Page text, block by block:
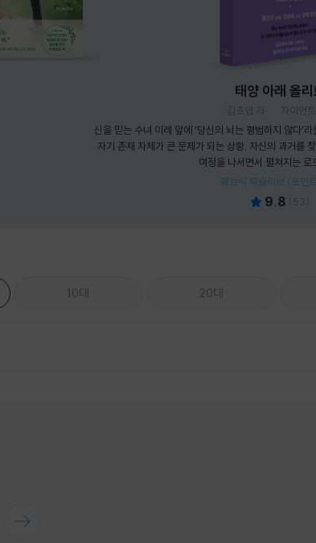
태양 아래 올리
김초엽 저
자이언
신을 믿는 수녀 이레 앞에 ‘당신의 뇌는 평범하지 않다’
자기 존재 자체가 큰 문제가 되는 상황. 자신의 과거를
여정을 나서면서 펼쳐지는 로
패브릭 북슬리브 (포인
9.8 (53)
10대 20대